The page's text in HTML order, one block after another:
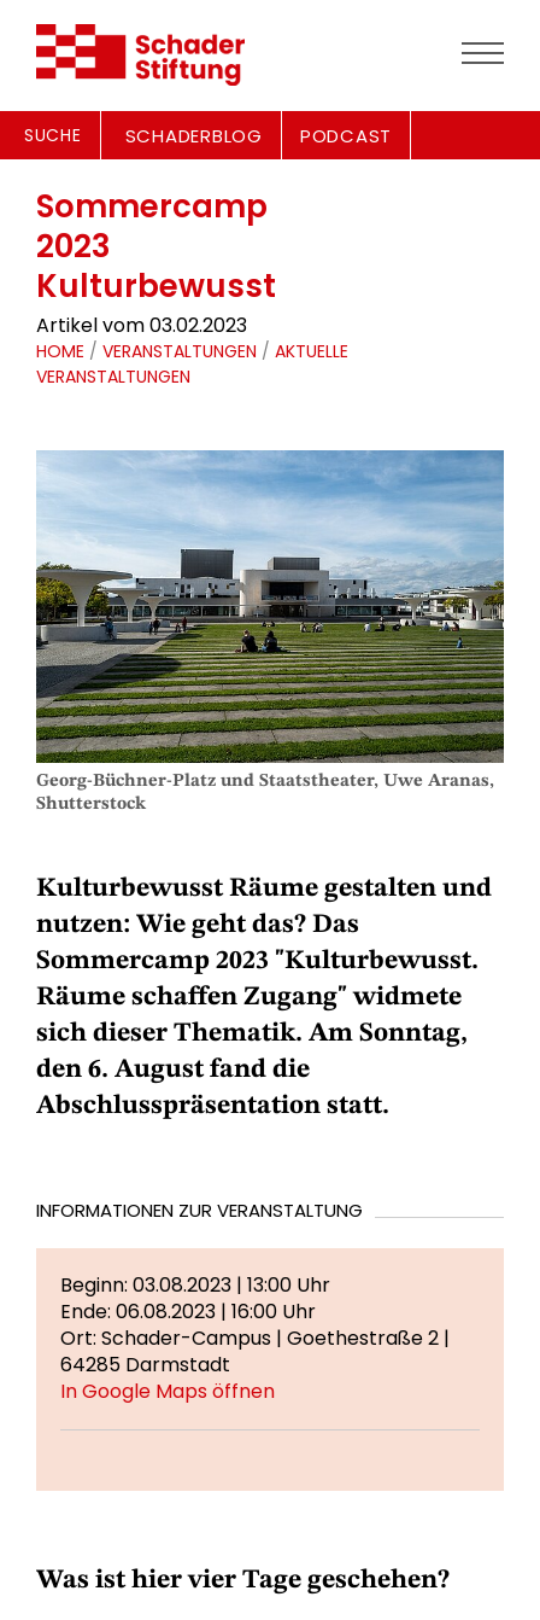
SUCHE SCHADERBLOG PODCAST
Sommercamp
2023
Kulturbewusst
Artikel vom 03.02.2023
HOME / VERANSTALTUNGEN / AKTUELLE
VERANSTALTUNGEN
Georg-Büchner-Platz und Staatstheater, Uwe Aranas,
Shutterstock
Kulturbewusst Räume gestalten und
nutzen: Wie geht das? Das
Sommercamp 2023 "Kulturbewusst.
Räume schaffen Zugang" widmete
sich dieser Thematik. Am Sonntag,
den 6. August fand die
Abschlusspräsentation statt.
INFORMATIONEN ZUR VERANSTALTUNG
Beginn: 03.08.2023 | 13:00 Uhr
Ende: 06.08.2023 | 16:00 Uhr
Ort: Schader-Campus | Goethestraße 2 |
64285 Darmstadt
In Google Maps öffnen
Was ist hier vier Tage geschehen?